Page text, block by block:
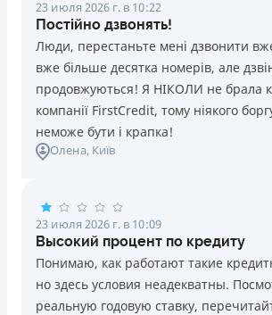
23 июля 2026 г. в 10:22
Постійно дзвонять!
Люди, перестаньте мені дзвонити
вже більше десятка номерів, але
продовжуються! Я НІКОЛИ не брала
компанії FirstCredit, тому ніякого
неможе бути і крапка!
Олена, Київ
23 июля 2026 г. в 10:09
Высокий процент по кредиту
Понимаю, как работают такие
но здесь условия неадекватны.
реальную годовую ставку,